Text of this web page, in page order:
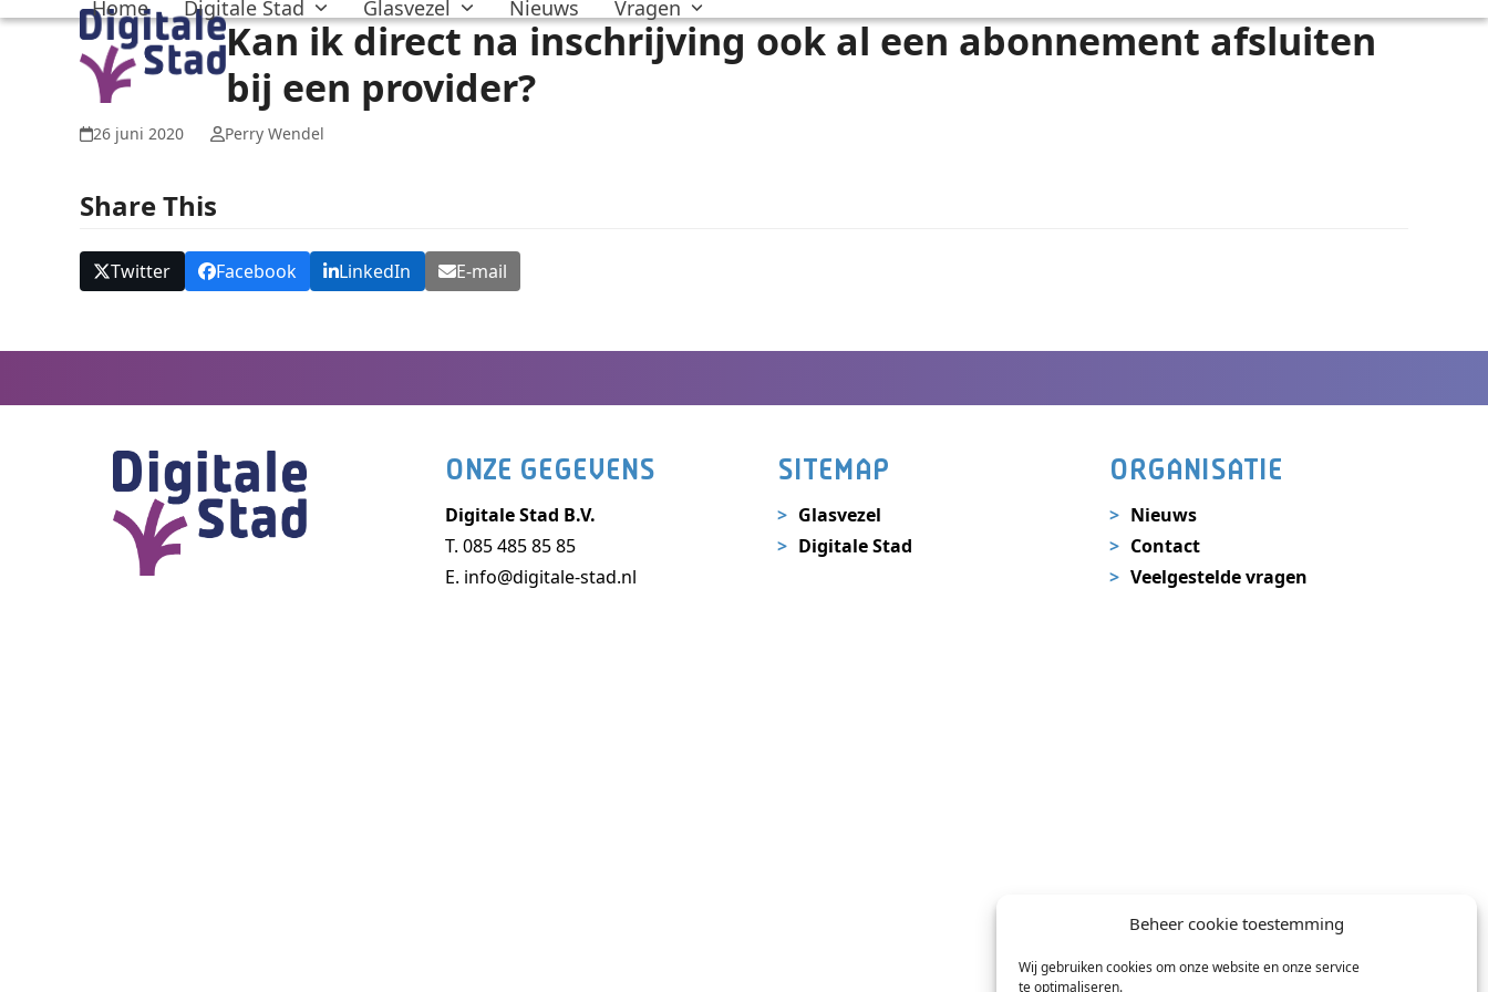
Beheer cookie toestemming
Wij gebruiken cookies om onze website en onze service
te optimaliseren.
Skip
Home Digitale Stad Glasvezel Nieuws Vragen
Kan ik direct na inschrijving ook al een abonnement afsluiten
bij een provider?
26 juni 2020 Perry Wendel
Share This
Twitter Facebook LinkedIn E-mail
ONZE GEGEVENS
Digitale Stad B.V.
T. 085 485 85 85
E. info@digitale-stad.nl
SITEMAP
Glasvezel
Digitale Stad
ORGANISATIE
Nieuws
Contact
Veelgestelde vragen